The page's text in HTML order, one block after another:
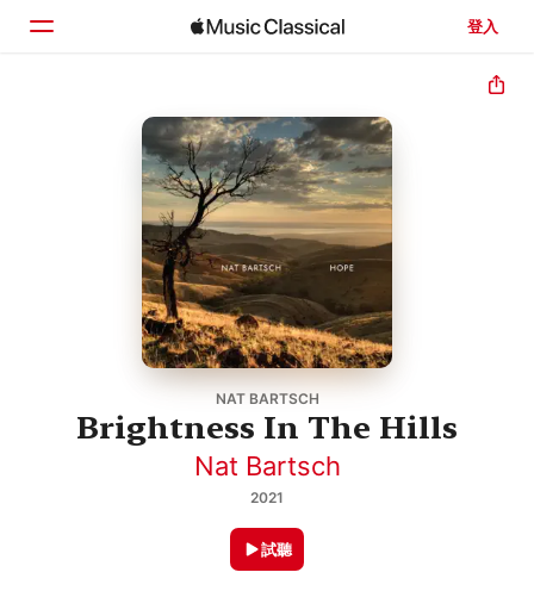
登入
NAT BARTSCH
Brightness In The Hills
Nat Bartsch
2021
試聽